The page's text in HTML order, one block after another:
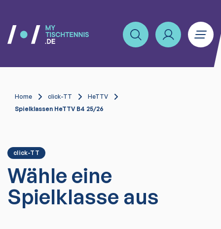
Home click-TT
HeTTV
Spielklassen HeTTV B4 25/26
click-TT
Wähle eine
Spielklasse aus